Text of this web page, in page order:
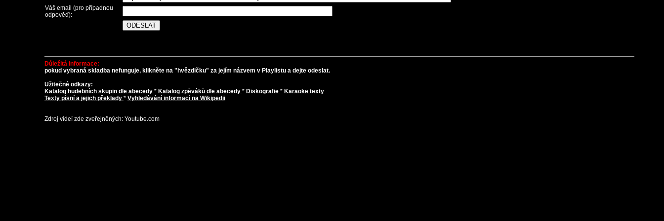
Váš email (pro případnou
odpověď):
Důležitá informace:
pokud vybraná skladba nefunguje, klikněte na "hvězdičku" za jejím názvem v Playlistu a dejte odeslat.
Užitečné odkazy:
Katalog hudebních skupin dle abecedy * Katalog zpěváků dle abecedy * Diskografie * Karaoke texty
Texty písní a jejich překlady * Vyhledávání informací na Wikipedii
Zdroj videí zde zveřejněných: Youtube.com